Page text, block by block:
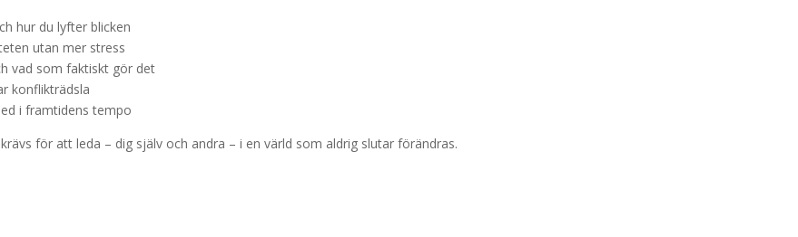
hur du lyfter blicken
utan mer stress
vad som faktiskt gör det
konflikträdsla
i framtidens tempo
för att leda – dig själv och andra – i en värld som aldrig slutar förändras.